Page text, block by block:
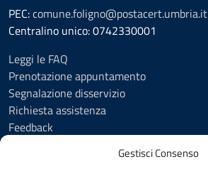
Gestisci Consenso
PEC:comune.foligno@postacert.umbria.it
Centralino unico: 0742330001
Leggi le FAQ
Prenotazione appuntamento
Segnalazione disservizio
Richiesta assistenza
Feedback